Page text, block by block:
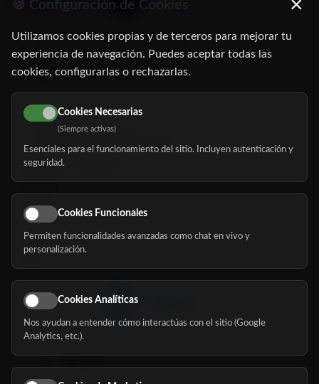
C/ Oruro, 11. 28016 Madrid
91 345 06 26
616 113 103
hola@mundomayor.com
Buscador de residencias
Eventos
Nosotros
Síguenos
🍪 Configuración de Cookies ×
Utilizamos cookies propias y de terceros para mejorar tu
experiencia de navegación. Puedes aceptar todas las
cookies, configurarlas o rechazarlas.
Cookies Necesarias
(Siempre activas)
Esenciales para el funcionamiento del sitio. Incluyen autenticación y
seguridad.
Cookies Funcionales
Permiten funcionalidades avanzadas como chat en vivo y
personalización.
Cookies Analíticas
Nos ayudan a entender cómo interactúas con el sitio (Google
Analytics, etc.).